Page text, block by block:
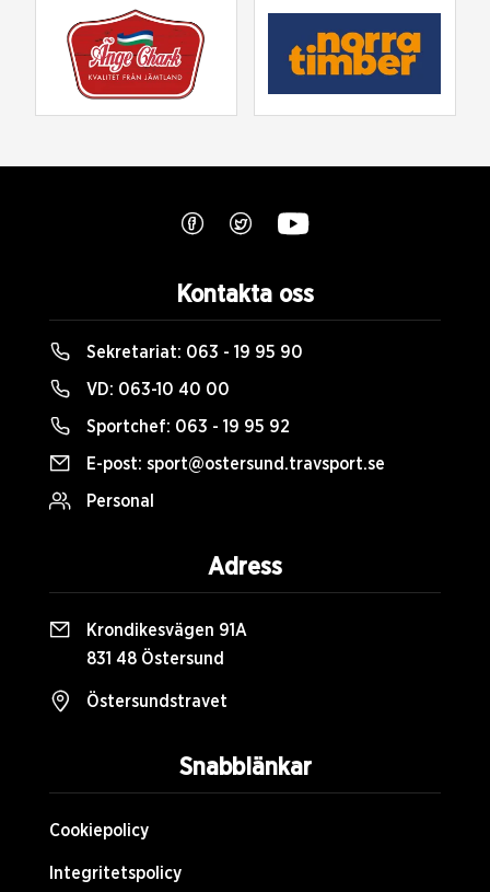
Snabblänkar
Cookiepolicy
Integritetspolicy
Kontakta oss
Sekretariat: 063 - 19 95 90
VD: 063-10 40 00
Sportchef: 063 - 19 95 92
E-post: sport@ostersund.travsport.se
Personal
Adress
Krondikesvägen 91A
831 48 Östersund
Östersundstravet